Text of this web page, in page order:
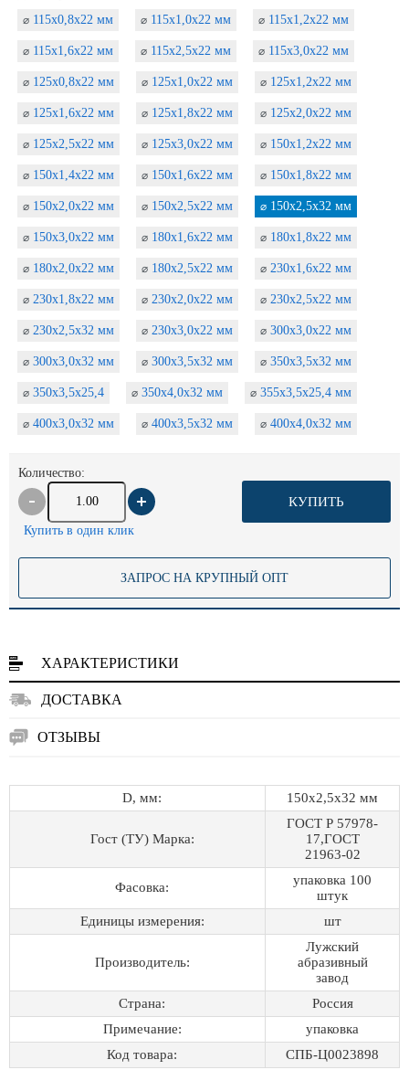
⌀ 115х0,8х22 мм ⌀ 115х1,0х22 мм ⌀ 115х1,2х22 мм
⌀ 115х1,6х22 мм ⌀ 115х2,5х22 мм ⌀ 115х3,0х22 мм
⌀ 125х0,8х22 мм ⌀ 125х1,0х22 мм ⌀ 125х1,2х22 мм
⌀ 125х1,6х22 мм ⌀ 125х1,8х22 мм ⌀ 125х2,0х22 мм
⌀ 125х2,5х22 мм ⌀ 125х3,0х22 мм ⌀ 150х1,2х22 мм
⌀ 150х1,4х22 мм ⌀ 150х1,6х22 мм ⌀ 150х1,8х22 мм
⌀ 150х2,0х22 мм ⌀ 150х2,5х22 мм ⌀ 150х2,5х32 мм
⌀ 150х3,0х22 мм ⌀ 180х1,6х22 мм ⌀ 180х1,8х22 мм
⌀ 180х2,0х22 мм ⌀ 180х2,5х22 мм ⌀ 230х1,6х22 мм
⌀ 230х1,8х22 мм ⌀ 230х2,0х22 мм ⌀ 230х2,5х22 мм
⌀ 230х2,5х32 мм ⌀ 230х3,0х22 мм ⌀ 300х3,0х22 мм
⌀ 300х3,0х32 мм ⌀ 300х3,5х32 мм ⌀ 350х3,5х32 мм
⌀ 350х3,5х25,4 ⌀ 350х4,0х32 мм ⌀ 355х3,5х25,4 мм
⌀ 400х3,0х32 мм ⌀ 400х3,5х32 мм ⌀ 400х4,0х32 мм
Количество:
КУПИТЬ
Купить в один клик
ЗАПРОС НА КРУПНЫЙ ОПТ
ХАРАКТЕРИСТИКИ
ДОСТАВКА
ОТЗЫВЫ
D, мм: 150х2,5х32 мм
Гост (ТУ) Марка:
ГОСТ Р 57978-
17,ГОСТ
21963-02
Фасовка:
упаковка 100
штук
Единицы измерения:
шт
Производитель:
Лужский
абразивный
завод
Страна:
Россия
Примечание:
упаковка
Код товара:
СПБ-Ц0023898